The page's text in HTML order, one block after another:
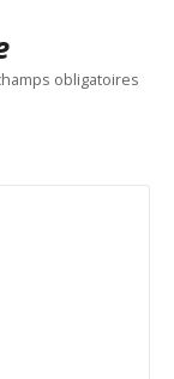
obligatoires